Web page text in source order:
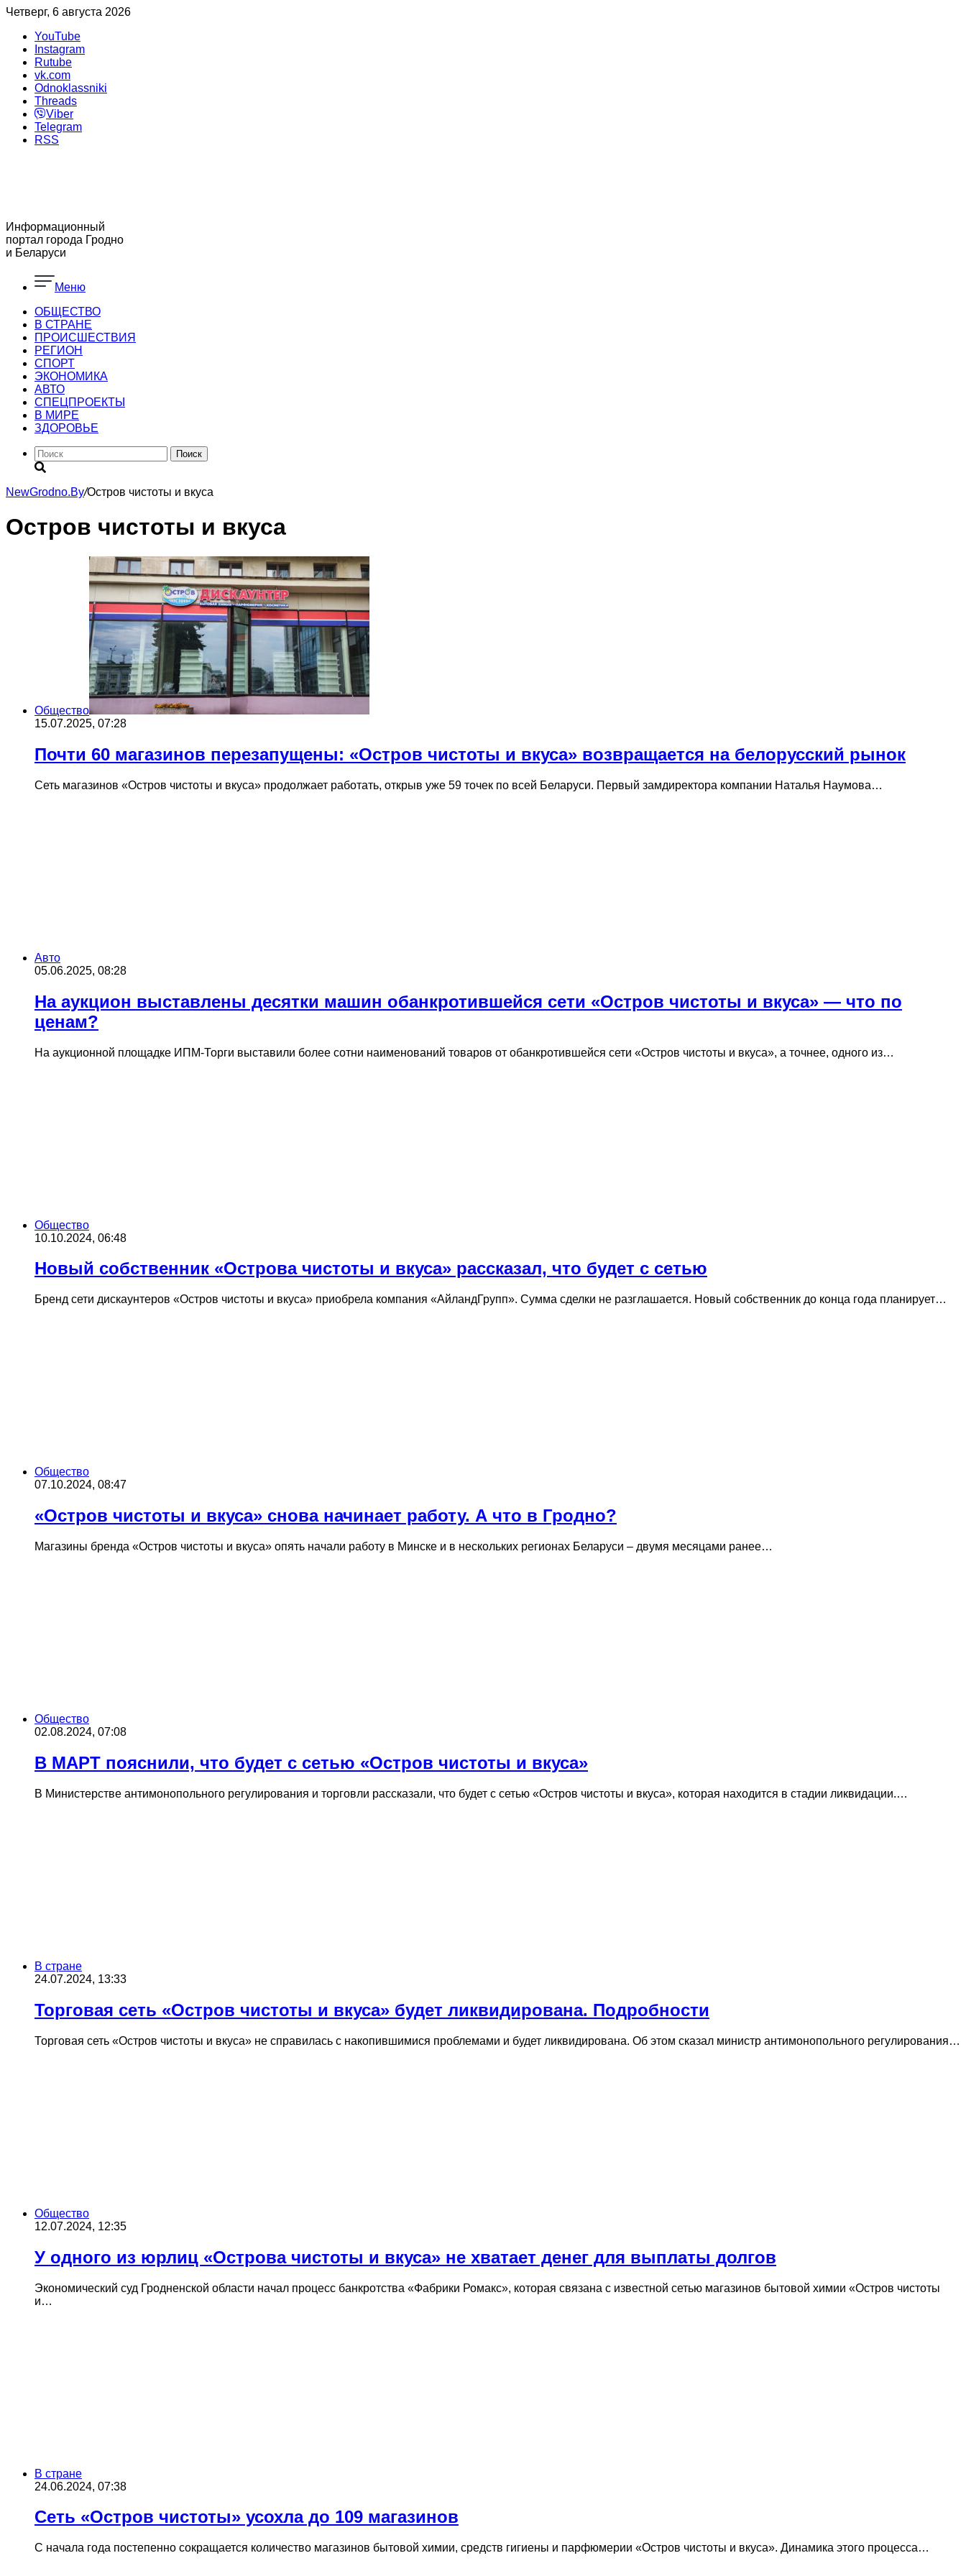
Четверг, 6 августа 2026
YouTube
Instagram
Rutube
vk.com
Odnoklassniki
Threads
Viber
Telegram
RSS
Информационный
портал города Гродно
и Беларуси
Меню
ОБЩЕСТВО
В СТРАНЕ
ПРОИСШЕСТВИЯ
РЕГИОН
CПОРТ
ЭКОНОМИКА
АВТО
СПЕЦПРОЕКТЫ
В МИРЕ
ЗДОРОВЬЕ
Поиск
NewGrodno.By/Остров чистоты и вкуса
Остров чистоты и вкуса
Общество
15.07.2025, 07:28
Почти 60 магазинов перезапущены: «Остров чистоты и вкуса» возвращается на белорусский рынок
Сеть магазинов «Остров чистоты и вкуса» продолжает работать, открыв уже 59 точек по всей Беларуси. Первый замдиректора компании Наталья Наумова…
Авто
05.06.2025, 08:28
На аукцион выставлены десятки машин обанкротившейся сети «Остров чистоты и вкуса» — что по
ценам?
На аукционной площадке ИПМ-Торги выставили более сотни наименований товаров от обанкротившейся сети «Остров чистоты и вкуса», а точнее, одного из…
Общество
10.10.2024, 06:48
Новый собственник «Острова чистоты и вкуса» рассказал, что будет с сетью
Бренд сети дискаунтеров «Остров чистоты и вкуса» приобрела компания «АйландГрупп». Сумма сделки не разглашается. Новый собственник до конца года планирует…
Общество
07.10.2024, 08:47
«Остров чистоты и вкуса» снова начинает работу. А что в Гродно?
Магазины бренда «Остров чистоты и вкуса» опять начали работу в Минске и в нескольких регионах Беларуси – двумя месяцами ранее…
Общество
02.08.2024, 07:08
В МАРТ пояснили, что будет с сетью «Остров чистоты и вкуса»
В Министерстве антимонопольного регулирования и торговли рассказали, что будет с сетью «Остров чистоты и вкуса», которая находится в стадии ликвидации.…
В стране
24.07.2024, 13:33
Торговая сеть «Остров чистоты и вкуса» будет ликвидирована. Подробности
Торговая сеть «Остров чистоты и вкуса» не справилась с накопившимися проблемами и будет ликвидирована. Об этом сказал министр антимонопольного регулирования…
Общество
12.07.2024, 12:35
У одного из юрлиц «Острова чистоты и вкуса» не хватает денег для выплаты долгов
Экономический суд Гродненской области начал процесс банкротства «Фабрики Ромакс», которая связана с известной сетью магазинов бытовой химии «Остров чистоты
и…
В стране
24.06.2024, 07:38
Сеть «Остров чистоты» усохла до 109 магазинов
С начала года постепенно сокращается количество магазинов бытовой химии, средств гигиены и парфюмерии «Остров чистоты и вкуса». Динамика этого процесса…